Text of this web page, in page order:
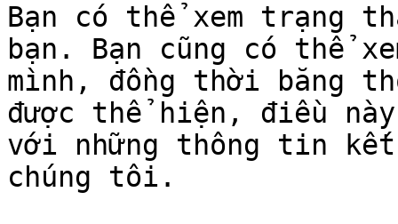
Bạn có thể xem trạng
bạn. Bạn cũng có thể
mình, đồng thời băng
được thể hiện, điều
với những thông tin
chúng tôi.